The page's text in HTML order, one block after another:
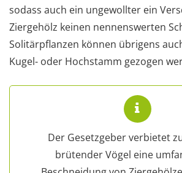
sodass auch ein ungewollter ein
Ziergehölz keinen nennenswerten
Solitärpflanzen können übrigens
Kugel- oder Hochstamm gezogen
Der Gesetzgeber verbietet
brütender Vögel eine